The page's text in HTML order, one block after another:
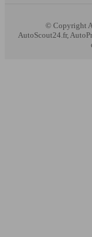
© Copyright
AutoScout24.fr,